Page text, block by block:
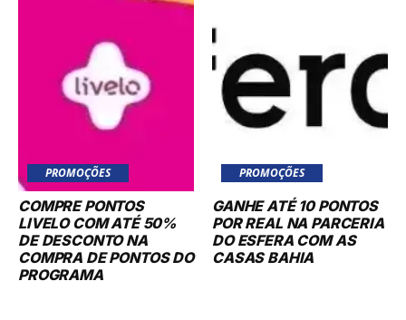
PROMOÇÕES
COMPRE PONTOS
LIVELO COM ATÉ 50%
DE DESCONTO NA
COMPRA DE PONTOS DO
PROGRAMA
PROMOÇÕES
GANHE ATÉ 10 PONTOS
POR REAL NA PARCERIA
DO ESFERA COM AS
CASAS BAHIA